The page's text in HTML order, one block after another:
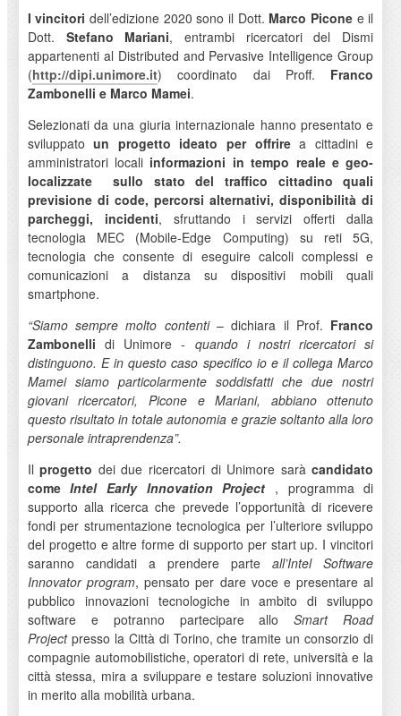
I vincitori dell’edizione 2020 sono il Dott. Marco Piconee il
Dott. Stefano Mariani, entrambi ricercatori del Dismi
appartenenti al Distributed and Pervasive Intelligence Group
(http://dipi.unimore.it) coordinato dai Proff. Franco
Zambonelli e Marco Mamei.
Selezionati da una giuria internazionale hanno presentato e
sviluppatoun progetto ideato per offrirea cittadini e
amministratori locali informazioni in tempo reale e geo-
localizzate
sullo stato del traffico cittadino quali
previsione di code, percorsi alternativi, disponibilità di
parcheggi, incidenti, sfruttando i servizi offerti dalla
tecnologia MEC (Mobile-Edge Computing) su reti 5G,
tecnologia che consente di eseguire calcoli complessi e
comunicazioni a distanza su dispositivi mobili quali
smartphone.
“Siamo sempre molto contenti– dichiara il Prof. Franco
Zambonelli di Unimore- quando i nostri ricercatori si
distinguono. E in questo caso specifico io e il collega Marco
Mamei siamo particolarmente soddisfatti che due nostri
giovani ricercatori, Picone e Mariani, abbiano ottenuto
questo risultato in totale autonomia e grazie soltanto alla loro
personale intraprendenza”.
Ilprogetto dei due ricercatori di Unimore saràcandidato
comeIntel Early Innovation Project , programma di
supporto alla ricerca che prevede l’opportunità di ricevere
fondi per strumentazione tecnologica per l’ulteriore sviluppo
del progetto e altre forme di supporto per start up. I vincitori
saranno candidati a prendere parteall’Intel Software
Innovator program, pensato per dare voce e presentare al
pubblico innovazioni tecnologiche in ambito di sviluppo
software e potranno partecipare alloSmart Road
Project presso la Città di Torino, che tramite un consorzio di
compagnie automobilistiche, operatori di rete, università e la
città stessa, mira a sviluppare e testare soluzioni innovative
in merito alla mobilità urbana.